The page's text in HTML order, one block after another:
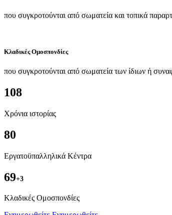
που συγκροτούνται από σωματεία και τοπικά
Κλαδικές Ομοσπονδίες
που συγκροτούνται από σωματεία των ίδιων ή
108
Χρόνια ιστορίας
80
Εργατοϋπαλληλικά Κέντρα
69+3
Kλαδικές Ομοσπονδίες